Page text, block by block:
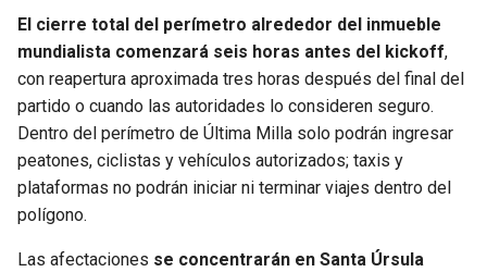
El cierre total del perímetro alrededor del inmueble
mundialista comenzará seis horas antes del kickoff,
con reapertura aproximada tres horas después del final del
partido o cuando las autoridades lo consideren seguro.
Dentro del perímetro de Última Milla solo podrán ingresar
peatones, ciclistas y vehículos autorizados; taxis y
plataformas no podrán iniciar ni terminar viajes dentro del
polígono.
Las afectaciones se concentrarán en Santa Úrsula